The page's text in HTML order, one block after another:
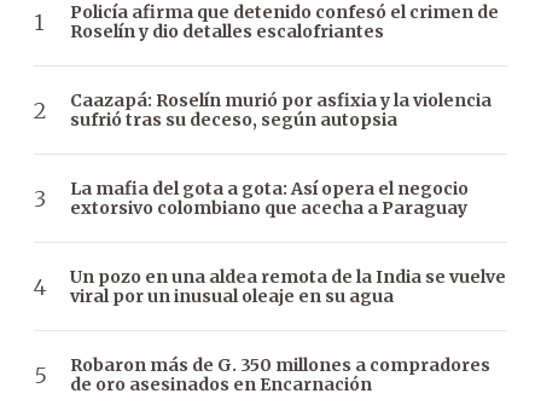
Policía afirma que detenido confesó el crimen de
Roselín y dio detalles escalofriantes
Caazapá: Roselín murió por asfixia y la violencia
sufrió tras su deceso, según autopsia
La mafia del gota a gota: Así opera el negocio
extorsivo colombiano que acecha a Paraguay
Un pozo en una aldea remota de la India se vuelve
viral por un inusual oleaje en su agua
Robaron más de G. 350 millones a compradores
de oro asesinados en Encarnación